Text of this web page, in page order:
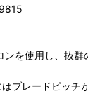
を使用し、抜群
ブレードピッチ